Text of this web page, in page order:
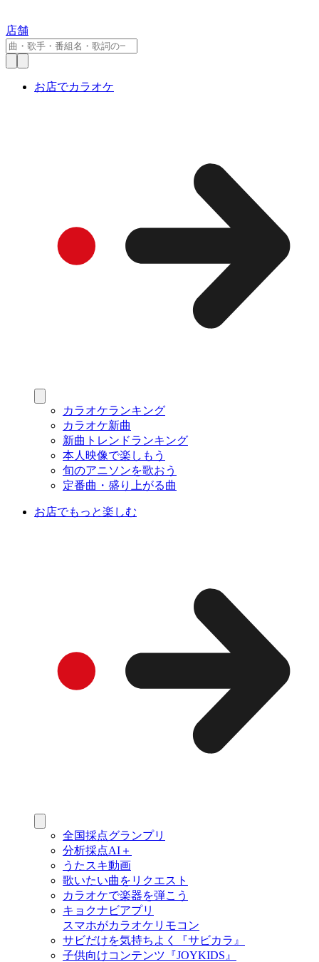
店舗
お店でカラオケ
カラオケランキング
カラオケ新曲
新曲トレンドランキング
本人映像で楽しもう
旬のアニソンを歌おう
定番曲・盛り上がる曲
お店でもっと楽しむ
全国採点グランプリ
分析採点AI＋
うたスキ動画
歌いたい曲をリクエスト
カラオケで楽器を弾こう
キョクナビアプリ
スマホがカラオケリモコン
サビだけを気持ちよく『サビカラ』
子供向けコンテンツ『JOYKIDS』